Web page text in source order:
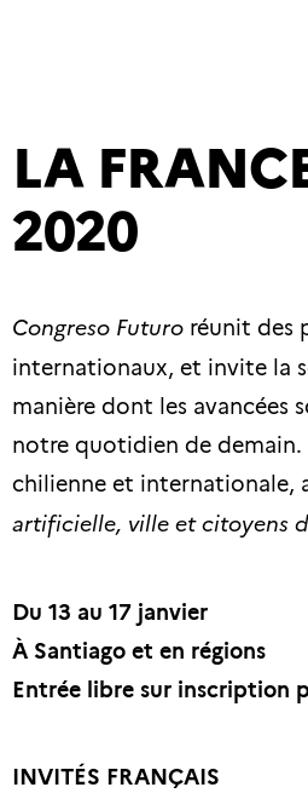
LA
2020
Congreso Futuro réunit des
internationaux, et invite la
manière dont les avancées
notre quotidien de demain.
chilienne et internationale,
artificielle, ville et citoyens
Du 13 au 17 janvier
À Santiago et en régions
Entrée libre sur inscription
INVITÉS FRANÇAIS